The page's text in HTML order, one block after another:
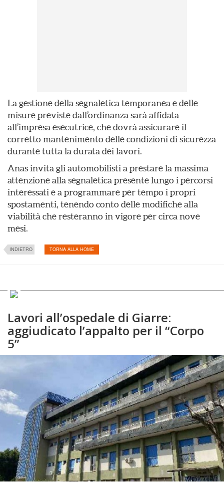
La gestione della segnaletica temporanea e delle
misure previste dall’ordinanza sarà affidata
all’impresa esecutrice, che dovrà assicurare il
corretto mantenimento delle condizioni di sicurezza
durante tutta la durata dei lavori.
Anas invita gli automobilisti a prestare la massima
attenzione alla segnaletica presente lungo i percorsi
interessati e a programmare per tempo i propri
spostamenti, tenendo conto delle modifiche alla
viabilità che resteranno in vigore per circa nove
mesi.
INDIETRO TORNA ALLA HOME
Lavori all’ospedale di Giarre:
aggiudicato l’appalto per il “Corpo
5”